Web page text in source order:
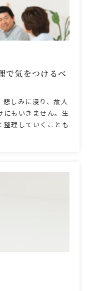
で気をつけるべ
しみに浸り、故人
にもいきません。生
整理していくことも